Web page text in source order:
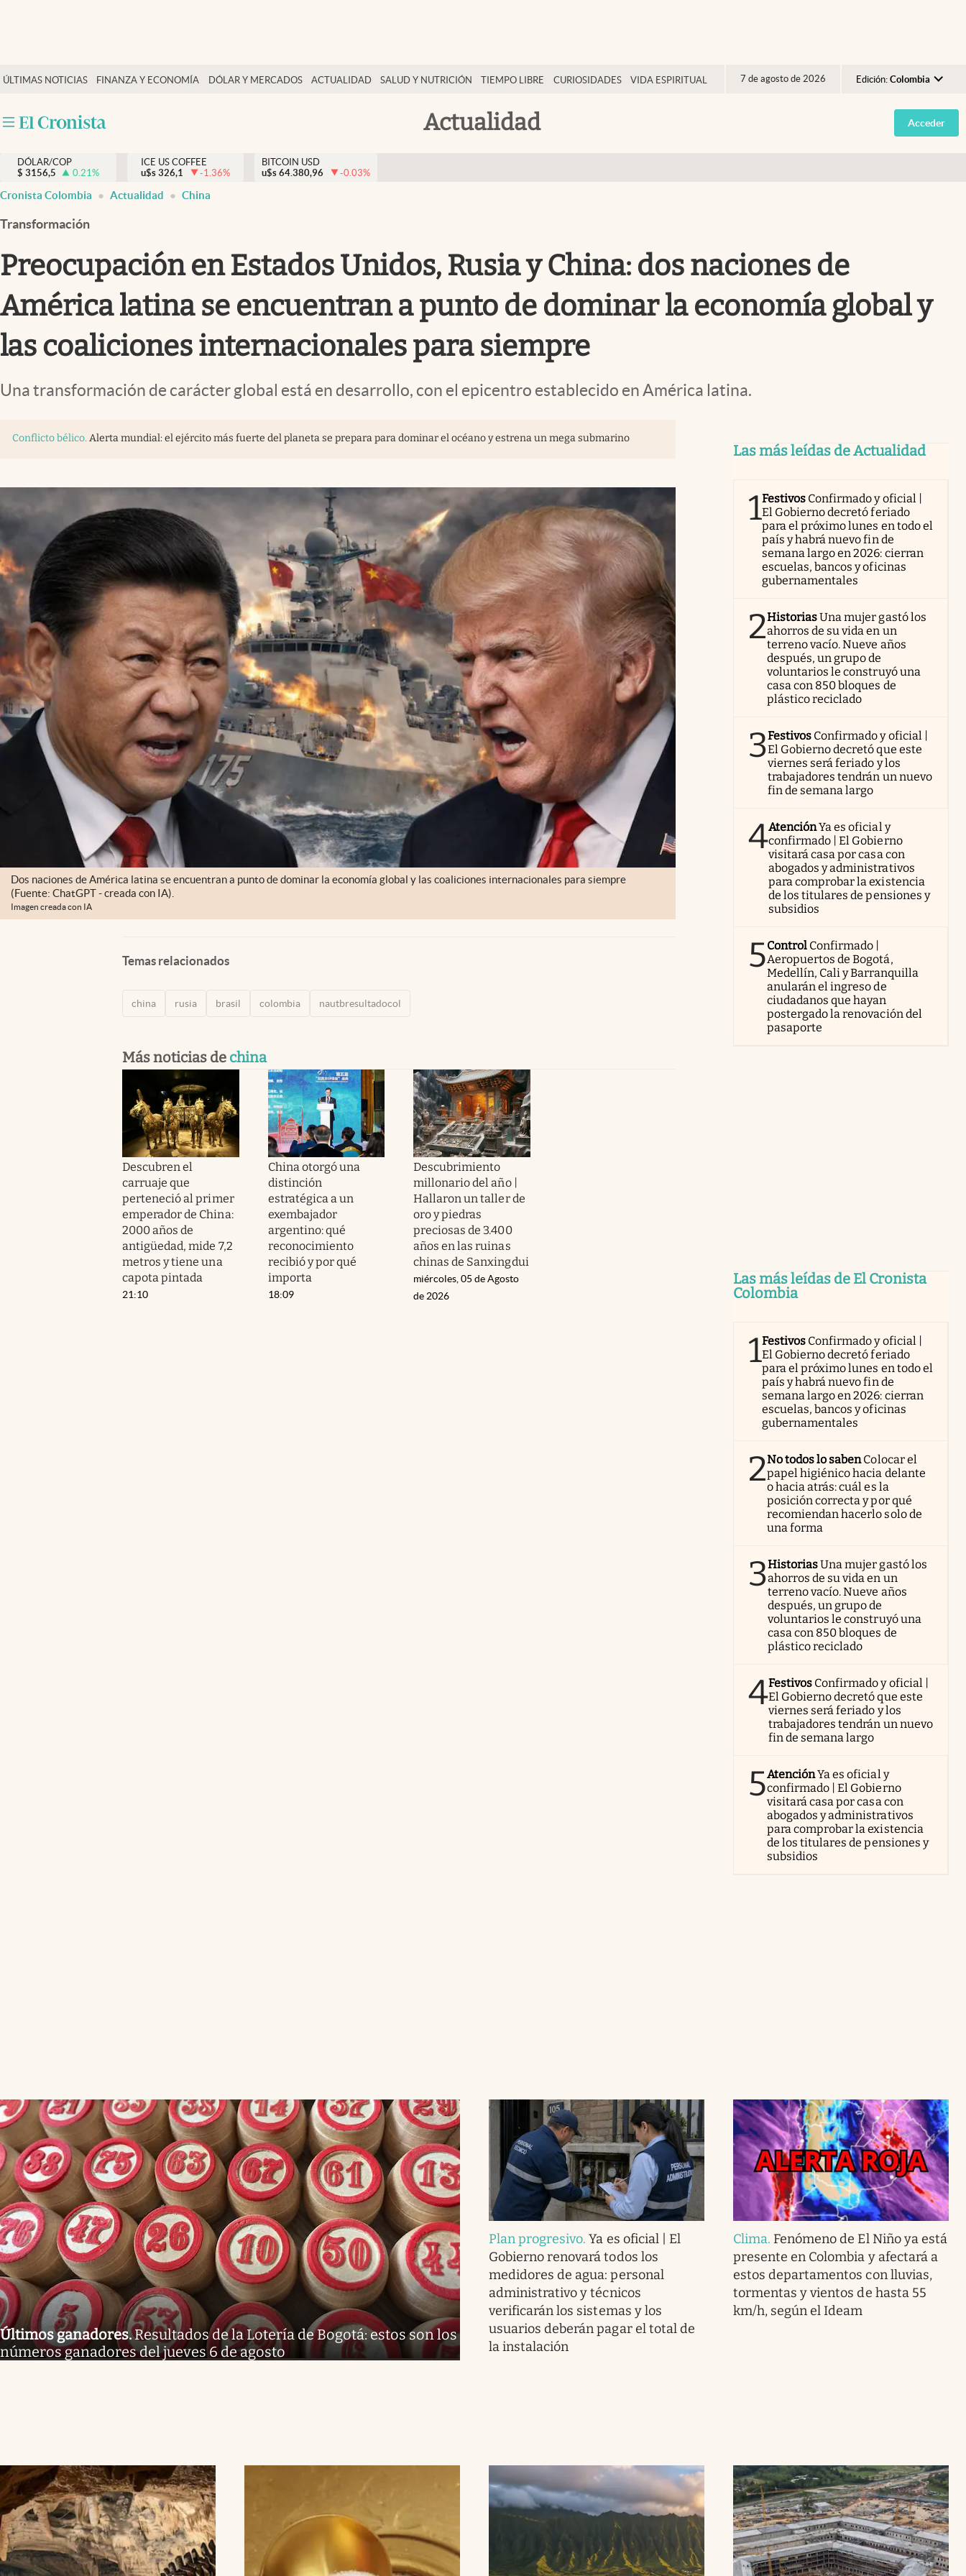
ÚLTIMAS NOTICIAS FINANZA Y ECONOMÍA DÓLAR Y MERCADOS ACTUALIDAD SALUD Y NUTRICIÓN TIEMPO LIBRE CURIOSIDADES VIDA ESPIRITUAL 7 de agosto de 2026 Edición: Colombia
Argentina
España
Actualidad
Salud y nutrición
Tiempo libre
Dólar y mercados
Curiosidades
Acceder
DÓLAR/COP
$ 3156,5 0.21%
ICE US COFFEE
u$s 326,1 -1.36%
BITCOIN USD
u$s 64.380,96 -0.03%
Cronista Colombia Actualidad China
Transformación
Preocupación en Estados Unidos, Rusia y China: dos naciones de
América latina se encuentran a punto de dominar la economía global y
las coaliciones internacionales para siempre
Una transformación de carácter global está en desarrollo, con el epicentro establecido en América latina.
Conflicto bélico. Alerta mundial: el ejército más fuerte del planeta se prepara para dominar el océano y estrena un mega submarino
Dos naciones de América latina se encuentran a punto de dominar la economía global y las coaliciones internacionales para siempre
(Fuente: ChatGPT - creada con IA).
Imagen creada con IA
Temas relacionados
china rusia brasil colombia nautbresultadocol
Más noticias de china
Descubren el
carruaje que
perteneció al primer
emperador de China:
2000 años de
antigüedad, mide 7,2
metros y tiene una
capota pintada
21:10
China otorgó una
distinción
estratégica a un
exembajador
argentino: qué
reconocimiento
recibió y por qué
importa
18:09
Descubrimiento
millonario del año |
Hallaron un taller de
oro y piedras
preciosas de 3.400
años en las ruinas
chinas de Sanxingdui
miércoles, 05 de Agosto
de 2026
Las más leídas de Actualidad
1Festivos Confirmado y oficial |
El Gobierno decretó feriado
para el próximo lunes en todo el
país y habrá nuevo fin de
semana largo en 2026: cierran
escuelas, bancos y oficinas
gubernamentales
2HistoriasUna mujer gastó los
ahorros de su vida en un
terreno vacío. Nueve años
después, un grupo de
voluntarios le construyó una
casa con 850 bloques de
plástico reciclado
3Festivos Confirmado y oficial |
El Gobierno decretó que este
viernes será feriado y los
trabajadores tendrán un nuevo
fin de semana largo
4AtenciónYa es oficial y
confirmado | El Gobierno
visitará casa por casa con
abogados y administrativos
para comprobar la existencia
de los titulares de pensiones y
subsidios
5Control Confirmado |
Aeropuertos de Bogotá,
Medellín, Cali y Barranquilla
anularán el ingreso de
ciudadanos que hayan
postergado la renovación del
pasaporte
Las más leídas de El Cronista
Colombia
1Festivos Confirmado y oficial |
El Gobierno decretó feriado
para el próximo lunes en todo el
país y habrá nuevo fin de
semana largo en 2026: cierran
escuelas, bancos y oficinas
gubernamentales
2No todos lo sabenColocar el
papel higiénico hacia delante
o hacia atrás: cuál es la
posición correcta y por qué
recomiendan hacerlo solo de
una forma
3HistoriasUna mujer gastó los
ahorros de su vida en un
terreno vacío. Nueve años
después, un grupo de
voluntarios le construyó una
casa con 850 bloques de
plástico reciclado
4Festivos Confirmado y oficial |
El Gobierno decretó que este
viernes será feriado y los
trabajadores tendrán un nuevo
fin de semana largo
5AtenciónYa es oficial y
confirmado | El Gobierno
visitará casa por casa con
abogados y administrativos
para comprobar la existencia
de los titulares de pensiones y
subsidios
Últimos ganadores.Resultados de la Lotería de Bogotá: estos son los
números ganadores del jueves 6 de agosto
Plan progresivo.Ya es oficial | El
Gobierno renovará todos los
medidores de agua: personal
administrativo y técnicos
verificarán los sistemas y los
usuarios deberán pagar el total de
la instalación
Clima. Fenómeno de El Niño ya está
presente en Colombia y afectará a
estos departamentos con lluvias,
tormentas y vientos de hasta 55
km/h, según el Ideam